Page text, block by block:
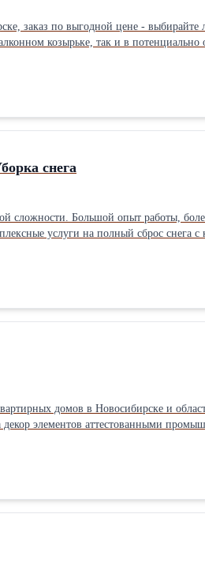
заказ по выгодной цене - выбирайте
козырьке, так и в
конструкциям кровли. Монтаж
проводятся промышленными
цена в Новосибирске!
снега
сложности. Большой опыт работы,
услуги на полный сброс снега с
по договору с компаниями,
вашей кровли и водостоков.
домов в Новосибирске и
декор элементов аттестованными
и минеральной ватой. Звоните, мы найдём
профессионалам, мы утепляем
заказа. Цена обговаривается после